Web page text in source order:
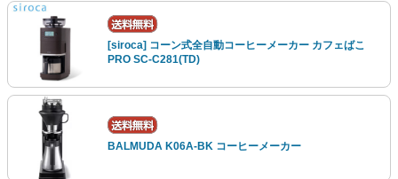
[siroca] コーン式全自動コーヒーメーカー カフェばこ
PRO SC-C281(TD)
BALMUDA K06A-BK コーヒーメーカー